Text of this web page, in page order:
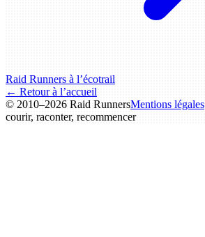
Raid Runners à l’écotrail
← Retour à l’accueil
© 2010–2026 Raid RunnersMentions légales
courir, raconter, recommencer